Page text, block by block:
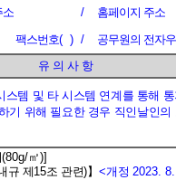
소 /
홈페이지 주소
팩스번호(   ) /
공무원의 전자
유 의 사 항
스템 및 타 시스템 연계를 통해
기 위해 필요한 경우 직인 날인의
(80g/㎡)]
규 제15조 관련)】 <개정 2023.